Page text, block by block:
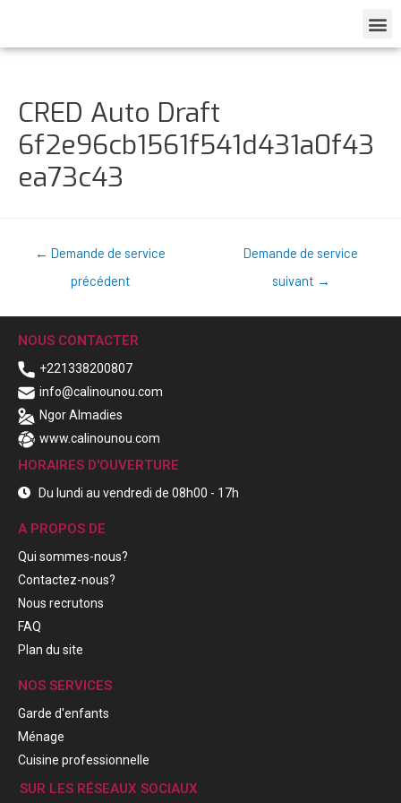
CRED Auto Draft
6f2e96cb1561f541d431a0f43
ea73c43
← Demande de service
précédent
Demande de service
suivant →
NOUS CONTACTER
+221338200807
info@calinounou.com
Ngor Almadies
www.calinounou.com
HORAIRES D'OUVERTURE
Du lundi au vendredi de 08h00 - 17h
A PROPOS DE
Qui sommes-nous?
Contactez-nous?
Nous recrutons
FAQ
Plan du site
NOS SERVICES
Garde d'enfants
Ménage
Cuisine professionnelle
SUR LES RÉSEAUX SOCIAUX